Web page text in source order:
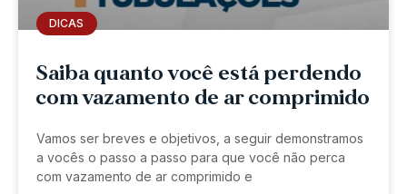
DICAS
Saiba quanto você está perdendo
com vazamento de ar comprimido
Vamos ser breves e objetivos, a seguir demonstramos
a vocês o passo a passo para que você não perca
com vazamento de ar comprimido e